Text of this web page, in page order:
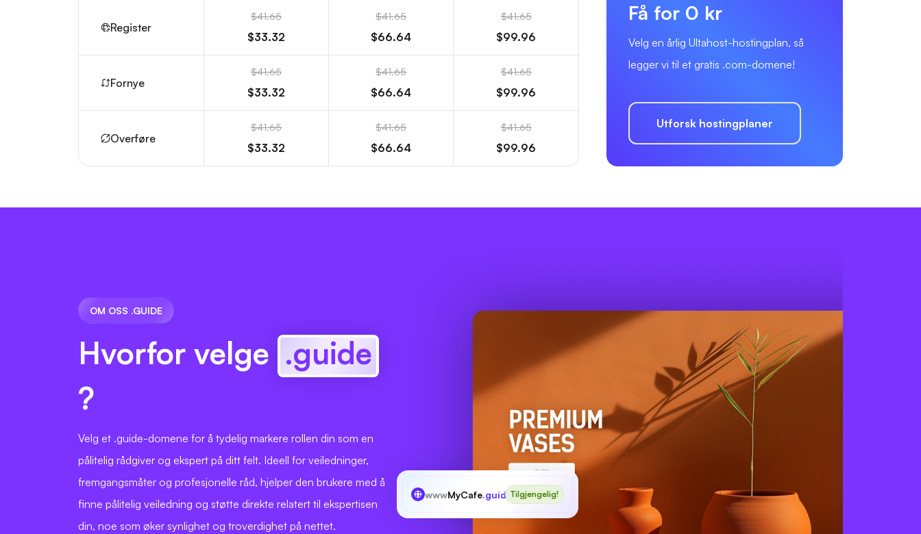
Register
$41.65
$33.32
$41.65
$66.64
$41.65
$99.96
Fornye
$41.65
$33.32
$41.65
$66.64
$41.65
$99.96
Overføre
$41.65
$33.32
$41.65
$66.64
$41.65
$99.96
Få for 0 kr
Velg en årlig Ultahost-hostingplan, så
legger vi til et gratis .com-domene!
Utforsk hostingplaner
OM OSS .GUIDE
Hvorfor velge .guide
?
Velg et .guide-domene for å tydelig markere rollen din som en
pålitelig rådgiver og ekspert på ditt felt. Ideell for veiledninger,
fremgangsmåter og profesjonelle råd, hjelper den brukere med å
finne pålitelig veiledning og støtte direkte relatert til ekspertisen
din, noe som øker synlighet og troverdighet på nettet.
wwwMyCafe.guideTilgjengelig!